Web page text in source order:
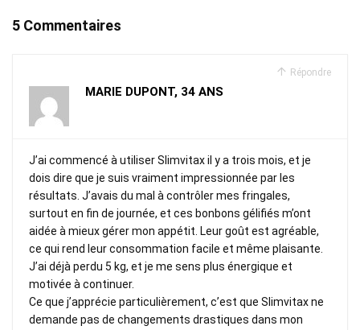
5 Commentaires
Répondre
MARIE DUPONT, 34 ANS
J’ai commencé à utiliser Slimvitax il y a trois mois, et je
dois dire que je suis vraiment impressionnée par les
résultats. J’avais du mal à contrôler mes fringales,
surtout en fin de journée, et ces bonbons gélifiés m’ont
aidée à mieux gérer mon appétit. Leur goût est agréable,
ce qui rend leur consommation facile et même plaisante.
J’ai déjà perdu 5 kg, et je me sens plus énergique et
motivée à continuer.
Ce que j’apprécie particulièrement, c’est que Slimvitax ne
demande pas de changements drastiques dans mon